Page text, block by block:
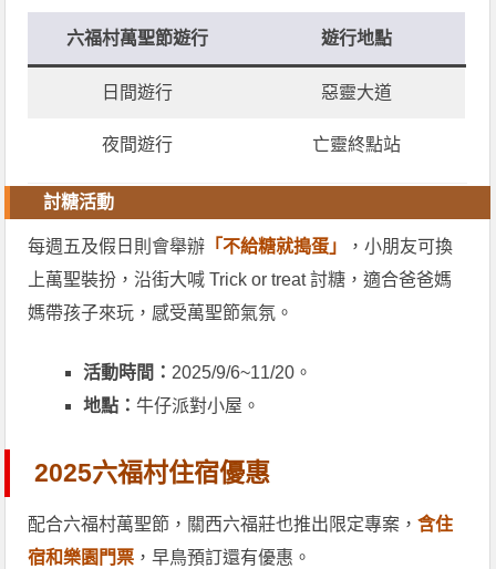
六福村萬聖節遊行 遊行地點
日間遊行 惡靈大道
夜間遊行 亡靈終點站
討糖活動
每週五及假日則會舉辦 「不給糖就搗蛋」
，小朋友可換
上萬聖裝扮，沿街大喊 Trick or treat 討糖，適合爸爸媽
媽帶孩子來玩，感受萬聖節氣氛。
活動時間： 2025/9/6~11/20。
地點：牛仔派對小屋。
2025六福村住宿優惠
配合六福村萬聖節，關西六福莊也推出限定專案，含住
宿和樂園門票 ，早鳥預訂還有優惠。